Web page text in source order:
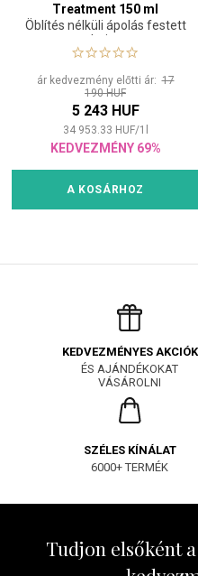
Treatment 150 ml
Öblítés nélküli ápolás festett
hajra
ár kedvezmény előtti ár:17
190 HUF
5 243 HUF
34 953.33 HUF/1
KEDVEZMÉNY 69%
A KOSÁRHOZ
KEDVEZMÉNYES AKCIÓK
ÉS AJÁNDÉKOKAT
VÁSÁROLNI
SZÉLES KÍNÁLAT
6000+ TERMÉK
Tudjon elsőként